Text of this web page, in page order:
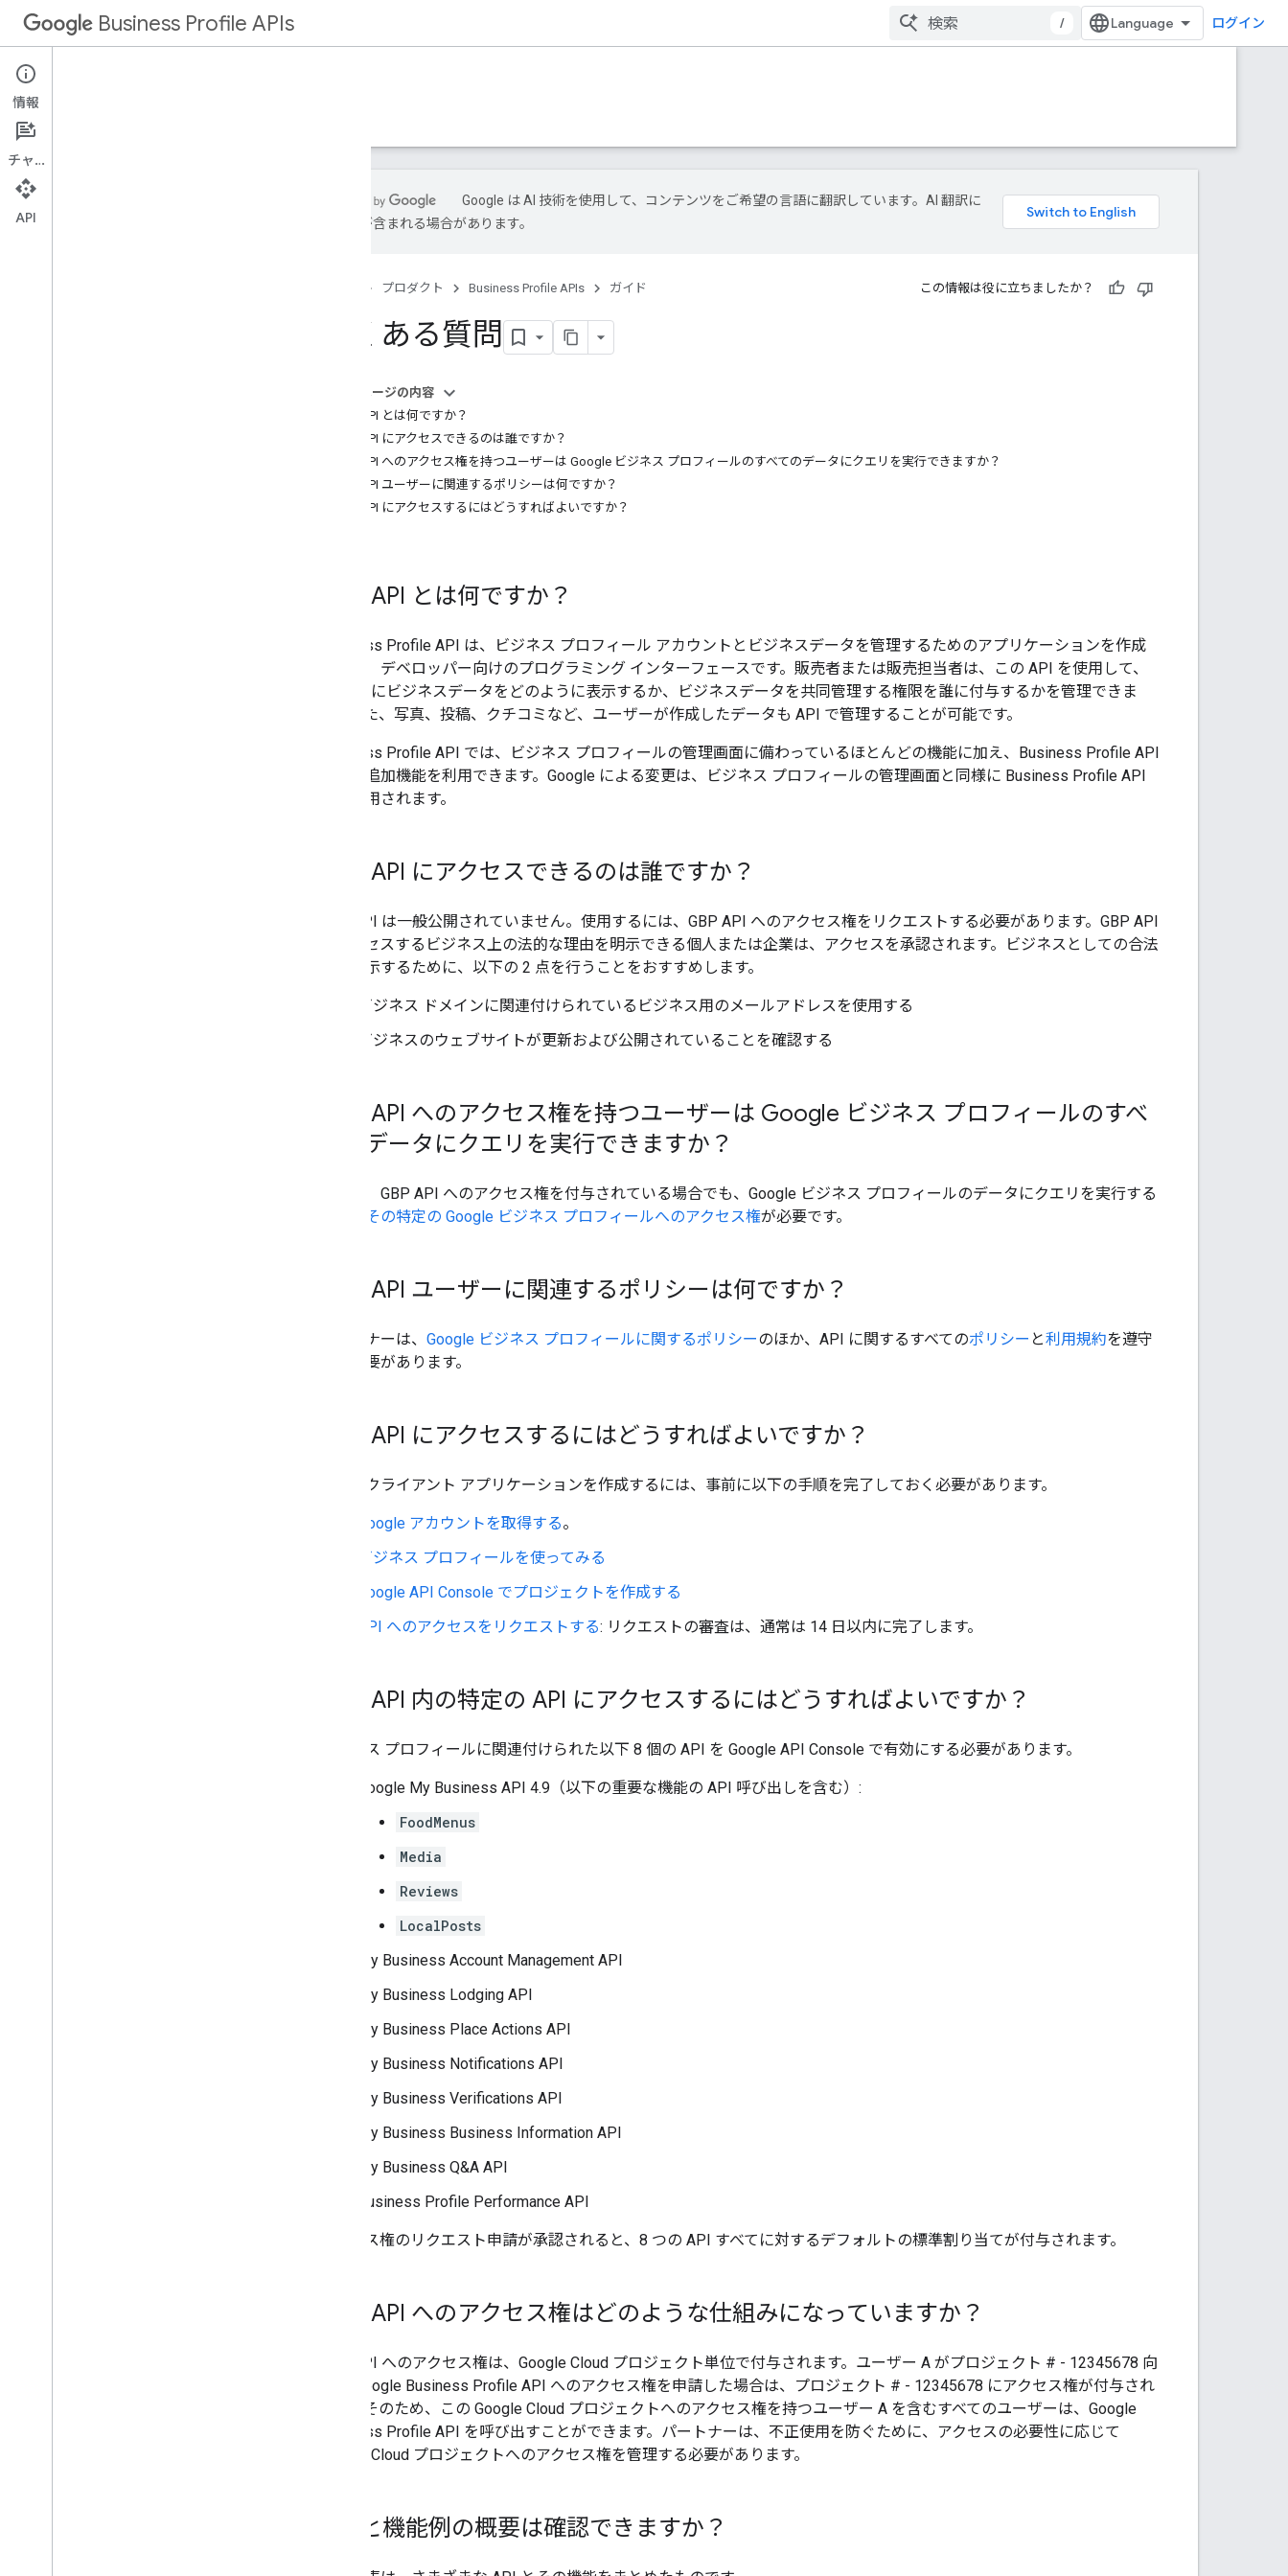
Business Profile APIs / ログイン
ガイド
Google は AI 技術を使用して、コンテンツをご希望の言語に翻訳しています。AI 翻訳に
は誤りが含まれる場合があります。
プロダクト Business Profile APIs ガイド この情報は役に立ちましたか？
よくある質問
このページの内容
GBP API とは何ですか？
GBP API にアクセスできるのは誰ですか？
GBP API へのアクセス権を持つユーザーは Google ビジネス プロフィールのすべてのデータにクエリを実行できますか？
GBP API ユーザーに関連するポリシーは何ですか？
GBP API にアクセスするにはどうすればよいですか？
GBP API とは何ですか？
Business Profile API は、ビジネス プロフィール アカウントとビジネスデータを管理するためのアプリケーションを作成
できる、デベロッパー向けのプログラミング インターフェースです。販売者または販売担当者は、この API を使用して、
Google にビジネスデータをどのように表示するか、ビジネスデータを共同管理する権限を誰に付与するかを管理できま
す。また、写真、投稿、クチコミなど、ユーザーが作成したデータも API で管理することが可能です。
Business Profile API では、ビジネス プロフィールの管理画面に備わっているほとんどの機能に加え、Business Profile API
専用の追加機能を利用できます。Google による変更は、ビジネス プロフィールの管理画面と同様に Business Profile API
にも適用されます。
GBP API にアクセスできるのは誰ですか？
GBP API は一般公開されていません。使用するには、GBP API へのアクセス権をリクエストする必要があります。GBP API
にアクセスするビジネス上の法的な理由を明示できる個人または企業は、アクセスを承認されます。ビジネスとしての合法
性を明示するために、以下の 2 点を行うことをおすすめします。
ビジネス ドメインに関連付けられているビジネス用のメールアドレスを使用する
ビジネスのウェブサイトが更新および公開されていることを確認する
GBP API へのアクセス権を持つユーザーは Google ビジネス プロフィールのすべ
てのデータにクエリを実行できますか？
いいえ。GBP API へのアクセス権を付与されている場合でも、Google ビジネス プロフィールのデータにクエリを実行する
その特定の Google ビジネス プロフィールへのアクセス権が必要です。
GBP API ユーザーに関連するポリシーは何ですか？
パートナーは、 Google ビジネス プロフィールに関するポリシーのほか、API に関するすべてのポリシー と利用規約を遵守
する必要があります。
GBP API にアクセスするにはどうすればよいですか？
最初のクライアント アプリケーションを作成するには、事前に以下の手順を完了しておく必要があります。
Google アカウントを取得する。
ビジネス プロフィールを使ってみる
Google API Console でプロジェクトを作成する
API へのアクセスをリクエストする: リクエストの審査は、通常は 14 日以内に完了します。
GBP API 内の特定の API にアクセスするにはどうすればよいですか？
ビジネス プロフィールに関連付けられた以下 8 個の API を Google API Console で有効にする必要があります。
Google My Business API 4.9（以下の重要な機能の API 呼び出しを含む）:
FoodMenus
Media
Reviews
LocalPosts
My Business Account Management API
My Business Lodging API
My Business Place Actions API
My Business Notifications API
My Business Verifications API
My Business Business Information API
My Business Q&A API
Business Profile Performance API
アクセス権のリクエスト申請が承認されると、8 つの API すべてに対するデフォルトの標準割り当てが付与されます。
GBP API へのアクセス権はどのような仕組みになっていますか？
GBP API へのアクセス権は、Google Cloud プロジェクト単位で付与されます。ユーザー A がプロジェクト # - 12345678 向
けに Google Business Profile API へのアクセス権を申請した場合は、プロジェクト # - 12345678 にアクセス権が付与され
ます。そのため、この Google Cloud プロジェクトへのアクセス権を持つユーザー A を含むすべてのユーザーは、Google
Business Profile API を呼び出すことができます。パートナーは、不正使用を防ぐために、アクセスの必要性に応じて
Google Cloud プロジェクトへのアクセス権を管理する必要があります。
API と機能例の概要は確認できますか？
情報
チャット
API